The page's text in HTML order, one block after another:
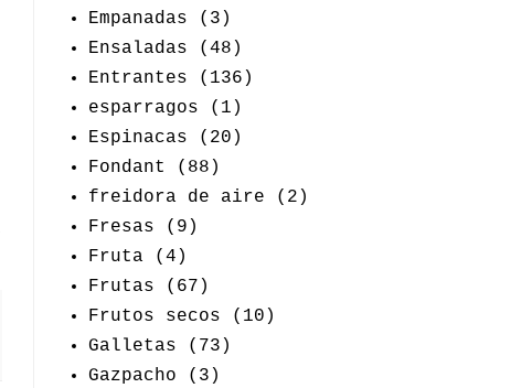
Empanadas
(3)
Ensaladas
(48)
Entrantes
(136)
esparragos
(1)
Espinacas
(20)
Fondant
(88)
freidora de aire
(2)
Fresas
(9)
Fruta
(4)
Frutas
(67)
Frutos secos
(10)
Galletas
(73)
Gazpacho
(3)